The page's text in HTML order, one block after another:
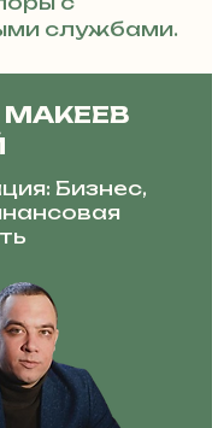
службами.
Бизнес,